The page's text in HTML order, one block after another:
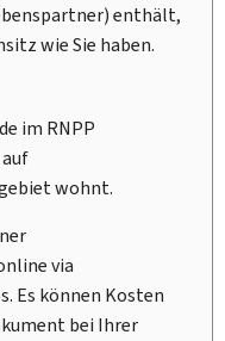
enthält,
wie Sie haben.
im RNPP
wohnt.
via
Es können Kosten
bei Ihrer